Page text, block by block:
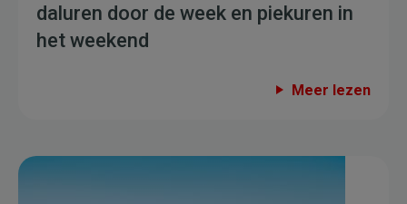
daluren door de week en piekuren in
het weekend
Meer lezen